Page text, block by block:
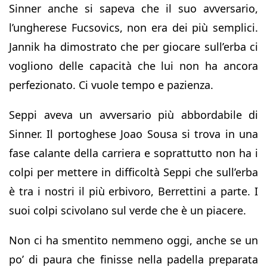
Sinner anche si sapeva che il suo avversario,
l’ungherese Fucsovics, non era dei più semplici.
Jannik ha dimostrato che per giocare sull’erba ci
vogliono delle capacità che lui non ha ancora
perfezionato. Ci vuole tempo e pazienza.
Seppi aveva un avversario più abbordabile di
Sinner. Il portoghese Joao Sousa si trova in una
fase calante della carriera e soprattutto non ha i
colpi per mettere in difficoltà Seppi che sull’erba
è tra i nostri il più erbivoro, Berrettini a parte. I
suoi colpi scivolano sul verde che è un piacere.
Non ci ha smentito nemmeno oggi, anche se un
po’ di paura che finisse nella padella preparata